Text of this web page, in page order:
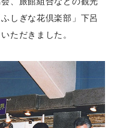
しぎな花倶楽部」下呂
ただきました。